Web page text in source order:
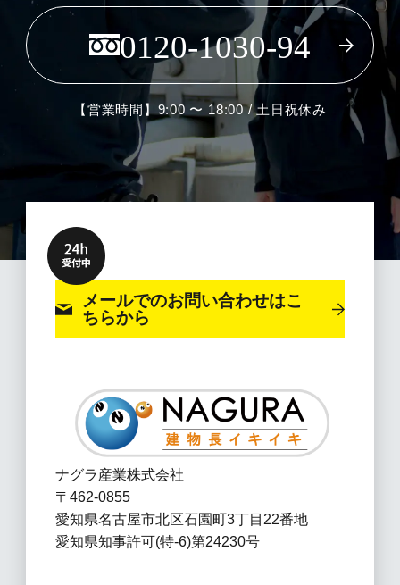
0120-1030-94
【営業時間】9:00 〜 18:00 / 土日祝休み
メールでのお問い合わせはこ
ちらから
ナグラ産業株式会社
〒462-0855
愛知県名古屋市北区石園町3丁目22番地
愛知県知事許可(特-6)第24230号